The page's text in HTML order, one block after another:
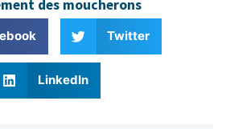
des moucherons
Twitter
LinkedIn